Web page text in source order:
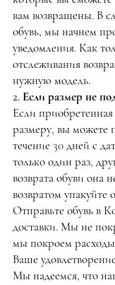
вам возвращены. В
обувь, мы начнем
уведомления. Как
отслеживания
нужную модель.
2. Если размер не
Если
размеру, вы можете
течение 30 дней с
только один раз,
возврата обуви она
возвратом упакуйте
Отправьте обувь в
доставки. Мы не
мы покроем расходы
Ваше
Мы надеемся, что